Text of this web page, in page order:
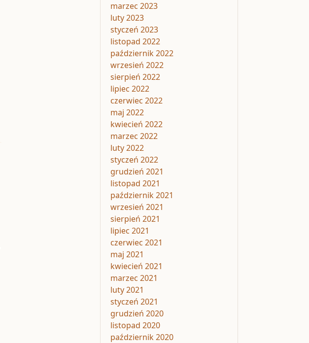
marzec 2023
luty 2023
styczeń 2023
listopad 2022
październik 2022
wrzesień 2022
sierpień 2022
lipiec 2022
czerwiec 2022
maj 2022
kwiecień 2022
marzec 2022
luty 2022
styczeń 2022
grudzień 2021
listopad 2021
październik 2021
wrzesień 2021
sierpień 2021
lipiec 2021
czerwiec 2021
maj 2021
kwiecień 2021
marzec 2021
luty 2021
styczeń 2021
grudzień 2020
listopad 2020
październik 2020